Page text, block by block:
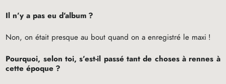
Il n’y a pas eu d’album ?
Non, on était presque au bout quand on a enregistré le maxi !
Pourquoi, selon toi, s’est-il passé tant de choses à rennes à
cette époque ?